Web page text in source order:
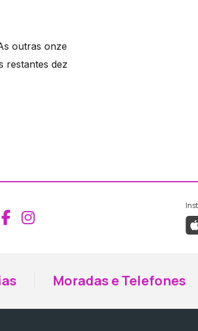
outras onze
restantes dez
Aceder ao Facebook da
Aceder ao Instagram
Moradas e Telefones